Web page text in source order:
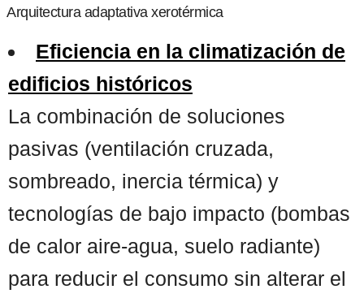
Arquitectura adaptativa xerotérmica
Eficiencia en la climatización de
edificios históricos
La combinación de soluciones
pasivas (ventilación cruzada,
sombreado, inercia térmica) y
tecnologías de bajo impacto (bombas
de calor aire-agua, suelo radiante)
para reducir el consumo sin alterar el